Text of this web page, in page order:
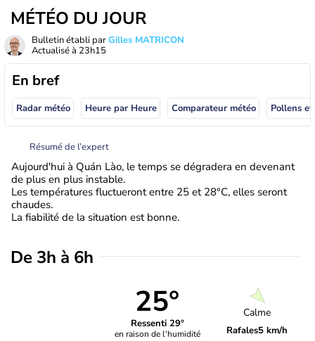
MÉTÉO DU JOUR
Bulletin établi parGilles MATRICON
Actualisé à 23h15
En bref
Radar météo Heure par Heure Comparateur météo Pollens
Résumé de l’expert
Aujourd'hui à Quán Lào, le temps se dégradera en devenant
de plus en plus instable.
Les températures fluctueront entre 25 et 28°C, elles seront
chaudes.
La fiabilité de la situation est bonne.
De 3h à 6h
25°
Ressenti 29°
en raison de l'humidité
Calme
Rafales5 km/h